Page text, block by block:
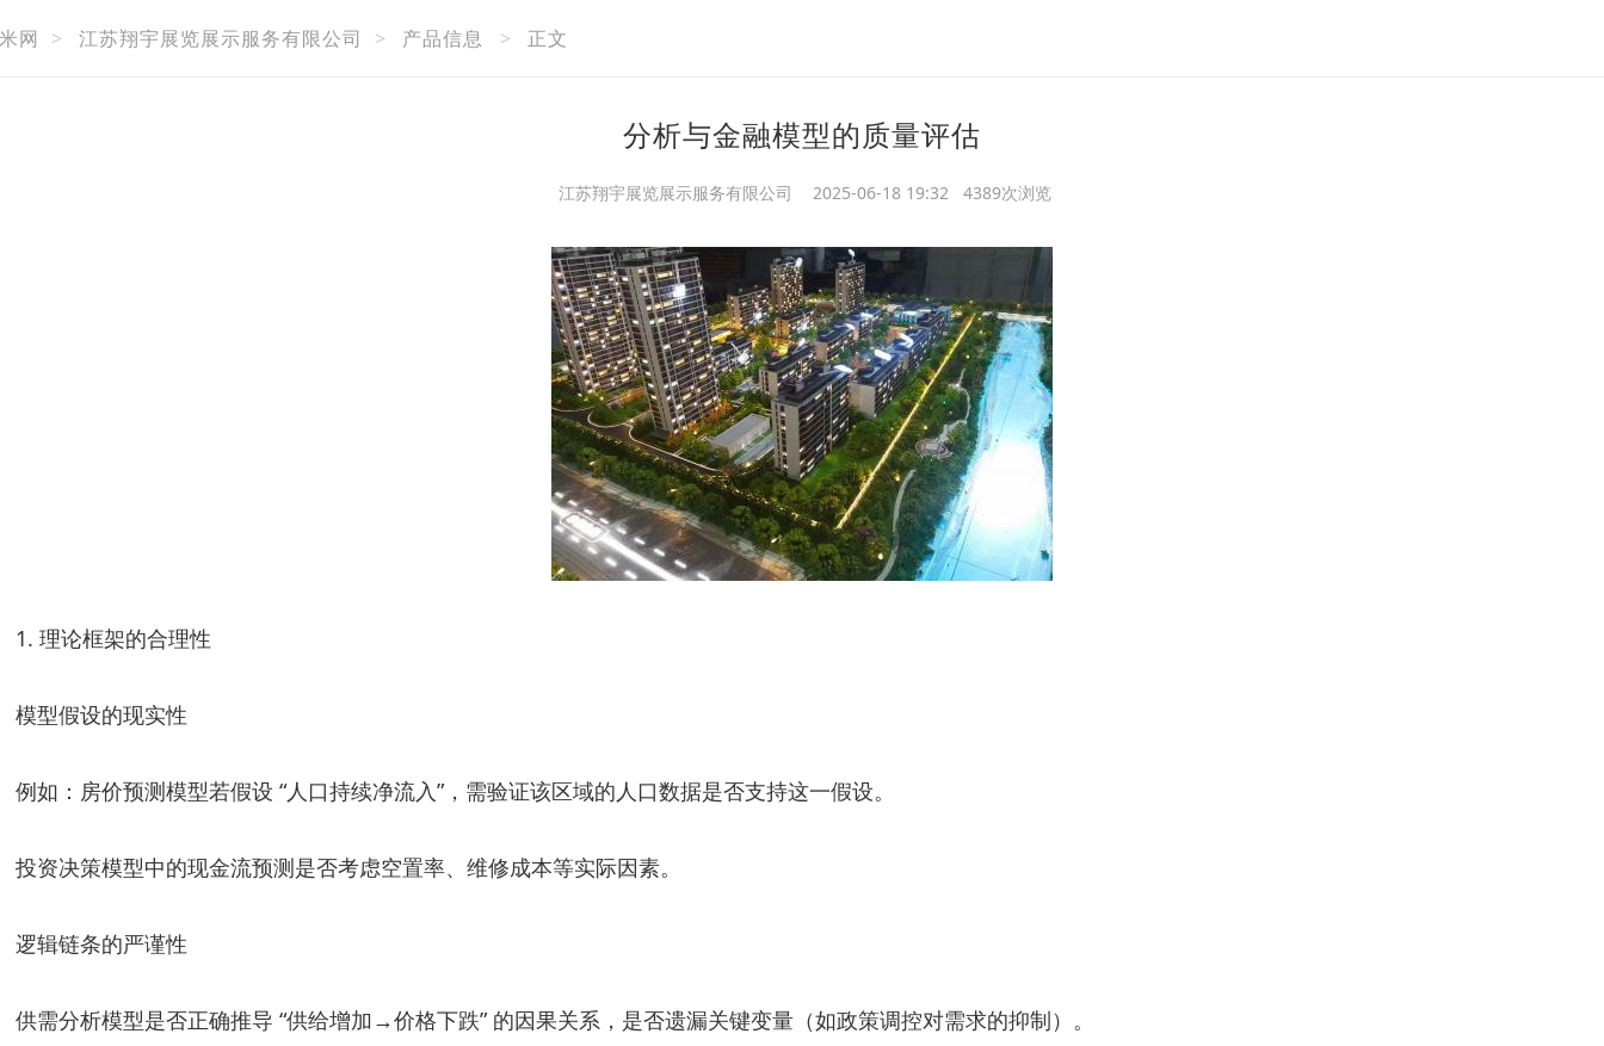
网 > 江苏翔宇展览展示服务有限公司 > 产品信息 > 正文
分析与金融模型的质量评估
江苏翔宇展览展示服务有限公司 2025-06-18 19:32 4389次浏览
1. 理论框架的合理性
模型假设的现实性
例如：房价预测模型若假设 “人口持续净流入”，需验证该区域的人口数据是否支持这一假设。
投资决策模型中的现金流预测是否考虑空置率、维修成本等实际因素。
逻辑链条的严谨性
供需分析模型是否正确推导 “供给增加→价格下跌” 的因果关系，是否遗漏关键变量（如政策调控对需求的抑制）。